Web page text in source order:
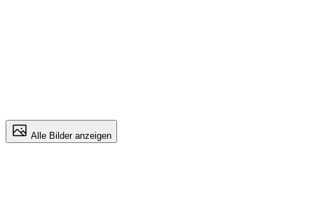
Alle Bilder anzeigen